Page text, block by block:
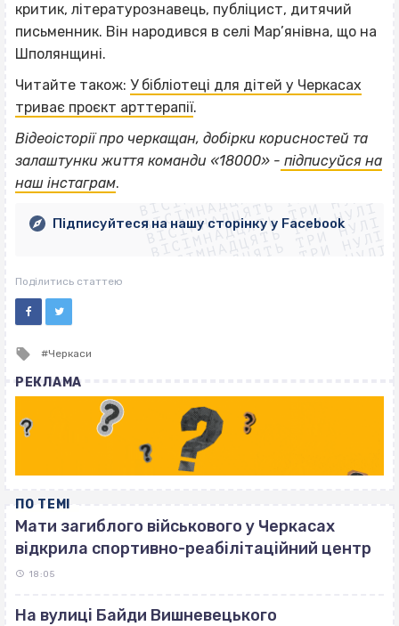
критик, літературознавець, публіцист, дитячий
письменник. Він народився в селі Мар’янівна, що на
Шполянщині.
Читайте також: У бібліотеці для дітей у Черкасах
триває проєкт арттерапії.
Відеоісторії про черкащан, добірки корисностей та
залаштунки життя команди «18000» - підписуйся на
наш інстаграм. ВІСІМНАДЦЯТЬ ТРИ НУЛІ
ВІСІМНАДЦЯТЬ ТРИ НУЛІ
ВІСІМНАДЦЯТЬ ТРИ НУЛІ
ВІСІМНАДЦЯТЬ ТРИ НУЛІ
ВІСІМНАДЦЯТЬ ТРИ НУЛІ
ВІСІМНАДЦЯТЬ ТРИ НУЛІ
ВІСІМНАДЦЯТЬ ТРИ НУЛІ
ВІСІМНАДЦЯТЬ ТРИ НУЛІ
Підписуйтеся на нашу сторінку у Facebook
Поділитись статтею
Tagged
Черкаси
РЕКЛАМА
ПО ТЕМІ
Мати загиблого військового у Черкасах
відкрила спортивно-реабілітаційний центр
18:05
На вулиці Байди Вишневецького